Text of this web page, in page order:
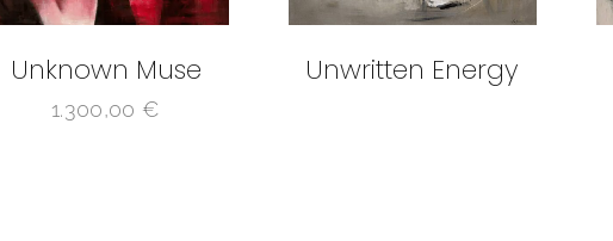
Unknown Muse
1.300,00 €
Unwritten Energy